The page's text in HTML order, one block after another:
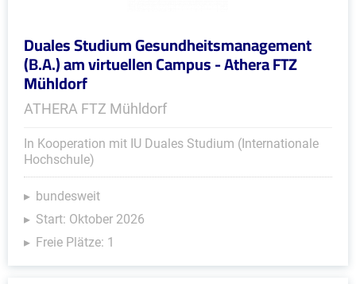
Duales Studium Gesundheitsmanagement
(B.A.) am virtuellen Campus - Athera FTZ
Mühldorf
ATHERA FTZ Mühldorf
In Kooperation mit IU Duales Studium (Internationale
Hochschule)
bundesweit
Start: Oktober 2026
Freie Plätze: 1